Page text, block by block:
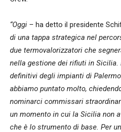
“Oggi – ha detto il presidente
di una tappa strategica nel
due termovalorizzatori che
nella gestione dei rifiuti in
definitivi degli impianti di
abbiamo puntato molto,
nominarci commissari
un momento in cui la Sicilia non
che è lo strumento di base. Per